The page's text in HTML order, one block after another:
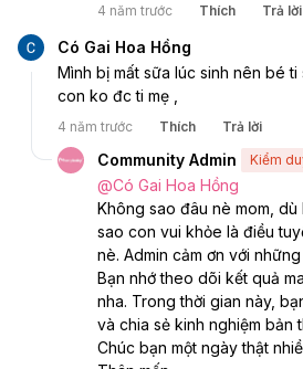
4 năm trước Thích Trả lời
Có Gai Hoa Hồng
Mình bị mất sữa lúc sinh nên bé
con ko đc ti mẹ ,
4 năm trước Thích Trả lời
Community Admin Kiểm
@Có Gai Hoa Hồng
Không sao đâu nè mom, dù
sao con vui khỏe là điều
nè. Admin cảm ơn với
Bạn nhớ theo dõi kết quả
nha. Trong thời gian này,
và chia sẻ kinh nghiệm bản
Chúc bạn một ngày thật